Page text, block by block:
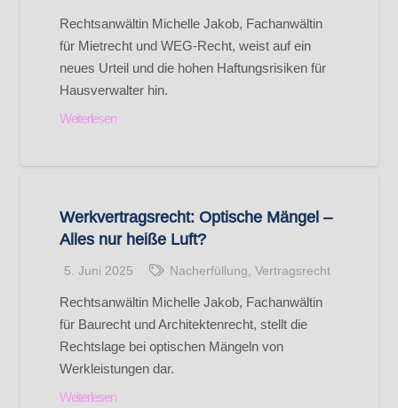
Rechtsanwältin Michelle Jakob, Fachanwältin
für Mietrecht und WEG-Recht, weist auf ein
neues Urteil und die hohen Haftungsrisiken für
Hausverwalter hin.
Weiterlesen
Werkvertragsrecht: Optische Mängel –
Alles nur heiße Luft?
5. Juni 2025 Nacherfüllung Vertragsrecht
Rechtsanwältin Michelle Jakob, Fachanwältin
für Baurecht und Architektenrecht, stellt die
Rechtslage bei optischen Mängeln von
Werkleistungen dar.
Weiterlesen